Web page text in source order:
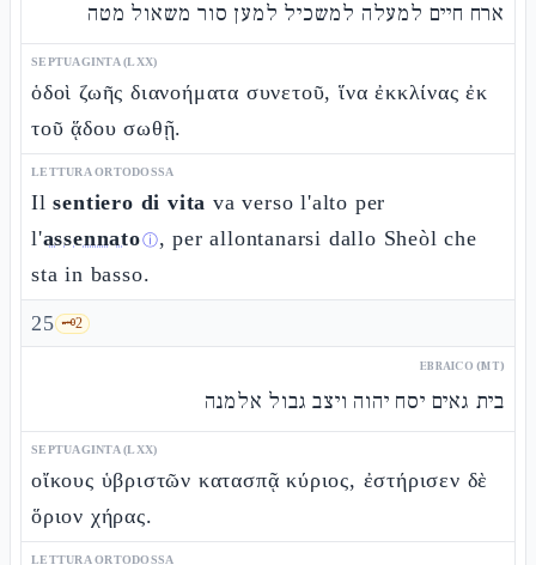
ארח חיים למעלה למשכיל למען סור משאול מטה
SEPTUAGINTA (LXX)
ὁδοὶ ζωῆς διανοήματα συνετοῦ, ἵνα ἐκκλίνας ἐκ
τοῦ ᾅδου σωθῇ.
LETTURA ORTODOSSA
Ilsentiero di vita va verso l'alto per
l'assennatoⓘ, per allontanarsi dallo Sheòl che
sta in basso.
25 🗝️2
EBRAICO (MT)
בית גאים יסח יהוה ויצב גבול אלמנה
SEPTUAGINTA (LXX)
οἴκους ὑβριστῶν κατασπᾷ κύριος, ἐστήρισεν δὲ
ὅριον χήρας.
LETTURA ORTODOSSA